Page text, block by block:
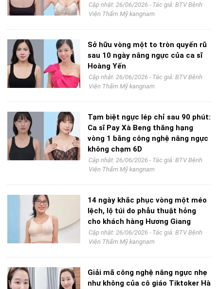
Cập nhật: 26/06/2026 - Tác giả: BTV Bệnh
Viện Thẩm Mỹ kangnam
Sở hữu vòng một to tròn quyến rũ
sau 10 ngày nâng ngực của ca sĩ
Hoàng Yến
Cập nhật: 26/06/2026 - Tác giả: BTV Bệnh
Viện Thẩm Mỹ kangnam
Tạm biệt ngực lép chỉ sau 90 phút:
Ca sĩ Pay Xà Beng thăng hạng
vòng 1 bằng công nghệ nâng ngực
không chạm 6D
Cập nhật: 26/06/2026 - Tác giả: BTV Bệnh
Viện Thẩm Mỹ kangnam
14 ngày khắc phục vòng một méo
lệch, lộ túi do phẫu thuật hỏng
cho khách hàng Hương Giang
Cập nhật: 26/06/2026 - Tác giả: BTV Bệnh
Viện Thẩm Mỹ kangnam
Giải mã công nghệ nâng ngực nhẹ
như không của cô giáo Tiktoker Hà